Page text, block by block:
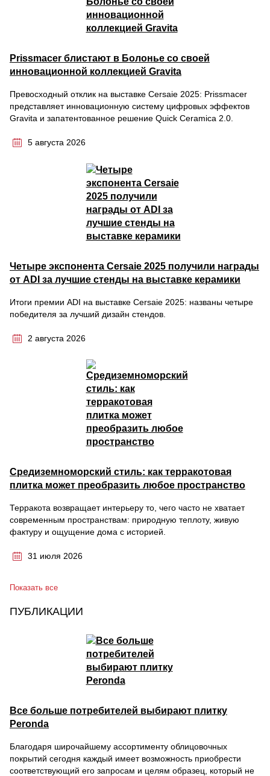
Prissmacer блистают в Болонье со своей
инновационной коллекцией Gravita
Превосходный отклик на выставке Cersaie 2025: Prissmacer
представляет инновационную систему цифровых эффектов
Gravita и запатентованное решение Quick Ceramica 2.0.
5 августа 2026
Четыре экспонента Cersaie 2025 получили награды
от ADI за лучшие стенды на выставке керамики
Итоги премии ADI на выставке Cersaie 2025: названы четыре
победителя за лучший дизайн стендов.
2 августа 2026
Средиземноморский стиль: как терракотовая
плитка может преобразить любое пространство
Терракота возвращает интерьеру то, чего часто не хватает
современным пространствам: природную теплоту, живую
фактуру и ощущение дома с историей.
31 июля 2026
Показать все
ПУБЛИКАЦИИ
Все больше потребителей выбирают плитку
Peronda
Благодаря широчайшему ассортименту облицовочных
покрытий сегодня каждый имеет возможность приобрести
соответствующий его запросам и целям образец, который не